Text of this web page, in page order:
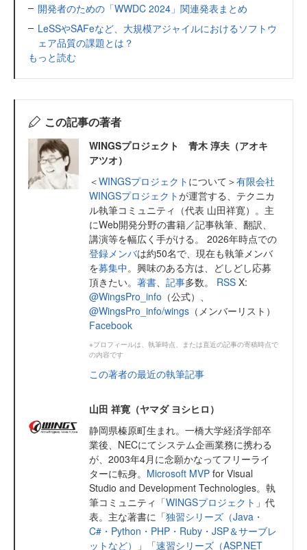
開発者のための「WWDC 2024」関連発表まとめ
LeSSやSAFeなど、大規模アジャイルにおけるソフトウ
ェア品質の課題とは？
もっと読む
この記事の著者
WINGSプロジェクト 青木 淳夫（アオキ
アツオ）
＜WINGSプロジェクト について＞有限会社
WINGSプロジェクトが運営する、テクニカ
ル執筆コミュニティ（代表 山田祥寛）。主
にWeb開発分野の書籍／記事執筆、翻訳、
講演等を幅広く手がける。 2026年時点での
登録メンバは約50名で、現在も執筆メンバ
を募集中。興味のある方は、どしどし応募
頂きたい。 著書 記事多数。 RSS X:
@WingsPro_info （公式）、
@WingsPro_info/wings （メンバーリスト）
Facebook
※プロフィールは、執筆時点、または直近の記事の寄稿時点で
の内容です
この著者の最近の執筆記事
山田 祥寛（ヤマダ ヨシヒロ）
静岡県榛原町生まれ。一橋大学経済学部卒
業後、NECにてシステム企画業務に携わる
が、2003年4月に念願かなってフリーライ
ターに転身。 Microsoft MVP for Visual
Studio and Development Technologies。執
筆コミュニティ「WINGSプロジェクト 」代
表。主な著書に「独習シリーズ（Java・
C#・Python・PHP・Ruby・JSP＆サーブレ
ットなど）
」「速習シリーズ（ASP.NET